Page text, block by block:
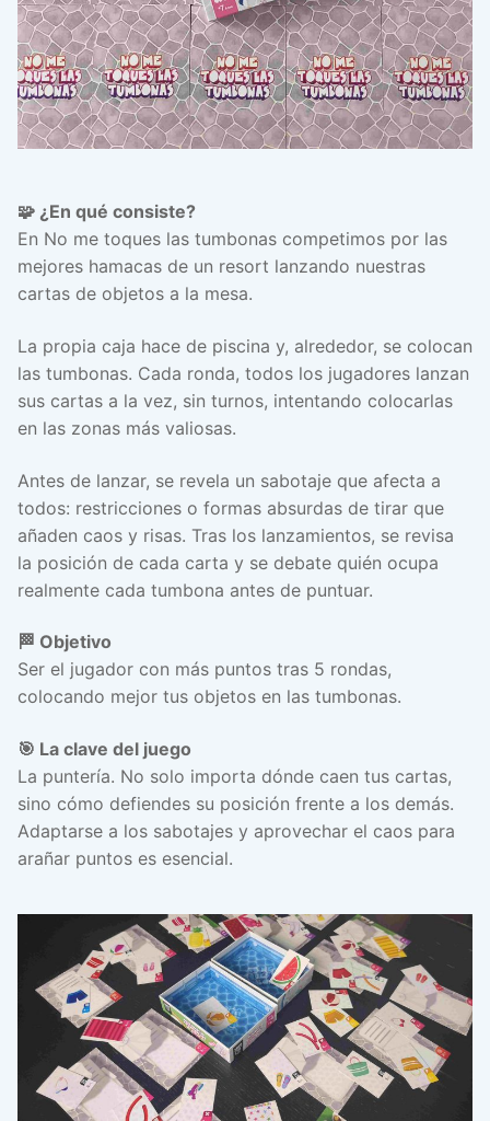
🧩 ¿En qué consiste?
En No me toques las tumbonas competimos por las
mejores hamacas de un resort lanzando nuestras
cartas de objetos a la mesa.
La propia caja hace de piscina y, alrededor, se colocan
las tumbonas. Cada ronda, todos los jugadores lanzan
sus cartas a la vez, sin turnos, intentando colocarlas
en las zonas más valiosas.
Antes de lanzar, se revela un sabotaje que afecta a
todos: restricciones o formas absurdas de tirar que
añaden caos y risas. Tras los lanzamientos, se revisa
la posición de cada carta y se debate quién ocupa
realmente cada tumbona antes de puntuar.
🏁 Objetivo
Ser el jugador con más puntos tras 5 rondas,
colocando mejor tus objetos en las tumbonas.
🎯 La clave del juego
La puntería. No solo importa dónde caen tus cartas,
sino cómo defiendes su posición frente a los demás.
Adaptarse a los sabotajes y aprovechar el caos para
arañar puntos es esencial.